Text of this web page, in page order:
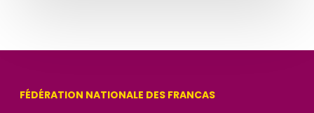
FÉDÉRATION NATIONALE DES FRANCAS